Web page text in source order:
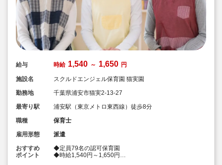
給与 時給 1,540 ～ 1,650 円
施設名
スクルドエンジェル保育園 猫実園
勤務地
千葉県浦安市猫実2-13-27
最寄り駅
浦安駅（東京メトロ東西線）徒歩8分
職種
保育士
雇用形態
派遣
おすすめ
ポイント
◆定員79名の認可保育園
◆時給1,540円～1,650円